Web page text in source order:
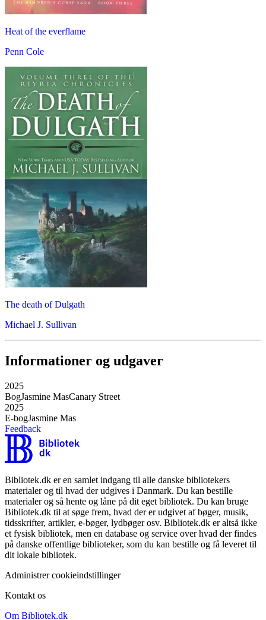
Heat of the everflame
Penn Cole
The death of Dulgath
Michael J. Sullivan
Informationer og udgaver
2025
BogJasmine MasCanary Street
2025
E-bogJasmine Mas
Feedback
Bibliotek.dk er en samlet indgang til alle danske bibliotekers
materialer og til hvad der udgives i Danmark. Du kan bestille
materialer og så hente og låne på dit eget bibliotek. Du kan bruge
Bibliotek.dk til at søge frem, hvad der er udgivet af bøger, musik,
tidsskrifter, artikler, e-bøger, lydbøger osv. Bibliotek.dk er altså ikke
et fysisk bibliotek, men en database og service over hvad der findes
på danske offentlige biblioteker, som du kan bestille og få leveret til
dit lokale bibliotek.
Administrer cookieindstillinger
Kontakt os
Om Bibliotek.dk